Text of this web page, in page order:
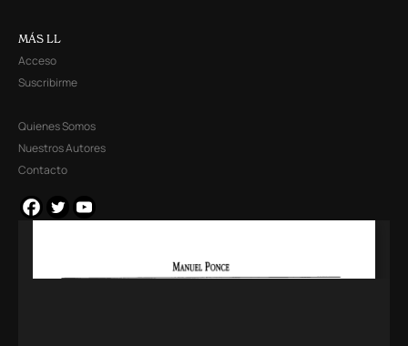
MÁS LL
Acceso
Suscribirme
Quienes Somos
Nuestros Autores
Contacto